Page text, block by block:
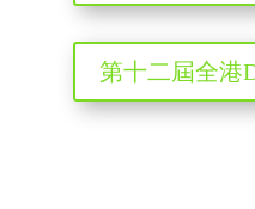
第十二屆全港